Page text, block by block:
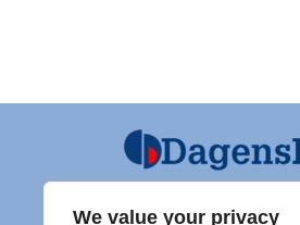
We value your privacy